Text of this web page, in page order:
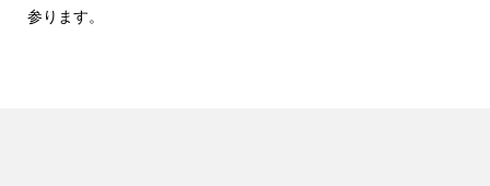
参ります。